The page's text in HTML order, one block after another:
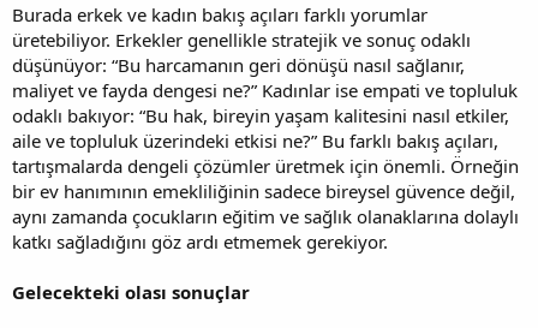
Burada erkek ve kadın bakış açıları farklı yorumlar
üretebiliyor. Erkekler genellikle stratejik ve sonuç odaklı
düşünüyor: “Bu harcamanın geri dönüşü nasıl sağlanır,
maliyet ve fayda dengesi ne?” Kadınlar ise empati ve topluluk
odaklı bakıyor: “Bu hak, bireyin yaşam kalitesini nasıl etkiler,
aile ve topluluk üzerindeki etkisi ne?” Bu farklı bakış açıları,
tartışmalarda dengeli çözümler üretmek için önemli. Örneğin
bir ev hanımının emekliliğinin sadece bireysel güvence değil,
aynı zamanda çocukların eğitim ve sağlık olanaklarına dolaylı
katkı sağladığını göz ardı etmemek gerekiyor.
Gelecekteki olası sonuçlar